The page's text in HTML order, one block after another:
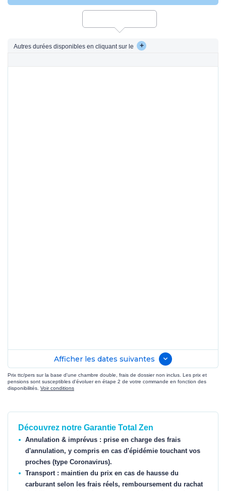
Autres durées disponibles en cliquant sur le +
Afficher les dates suivantes
Prix ttc/pers sur la base d'une chambre double, frais de dossier non inclus. Les prix et
pensions sont susceptibles d'évoluer en étape 2 de votre commande en fonction des
disponibilités. Voir conditions
Découvrez notre Garantie Total Zen
Annulation & imprévus : prise en charge des frais
d'annulation, y compris en cas d'épidémie touchant vos
proches (type Coronavirus).
Transport : maintien du prix en cas de hausse du
carburant selon les frais réels, remboursement du rachat